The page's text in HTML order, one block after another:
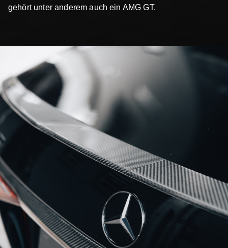
gehört unter anderem auch ein AMG GT.